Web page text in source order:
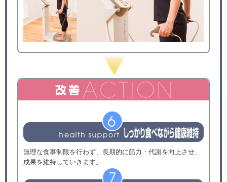
無理な食事制限を行わず、長期的に筋力・代謝を向上させ、
成果を維持していきます。